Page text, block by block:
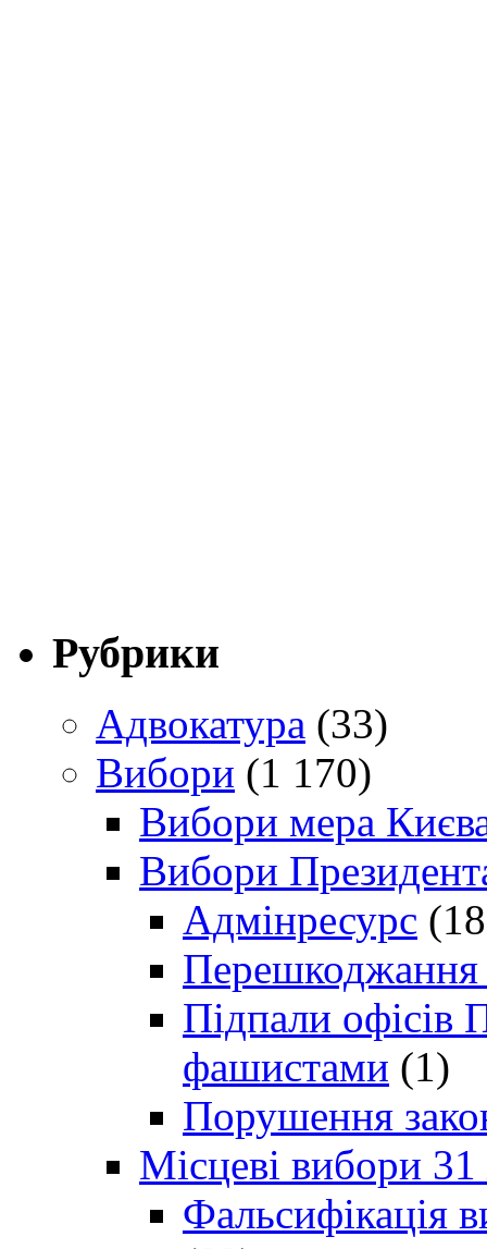
Рубрики
Адвокатура (33)
Вибори (1 170)
Вибори мера
Вибори
Адмінресурс
Перешкоджання
Підпали офісів
фашистами (1)
Порушення
Місцеві вибори
Фальсифікація